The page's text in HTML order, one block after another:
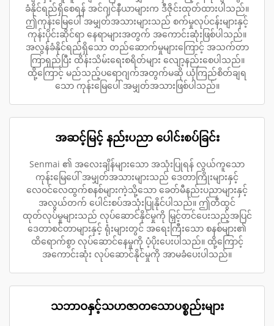
ခံနိုင်ရည်ရှိစေရန် အင်ဂျင်နီယာများက ဒီဇိုင်းထုတ်ထားပါသည်။
ဤကုန်းမြေပေါ် အမျှတ်အသားများသည် စက်မှုလုပ်ငန်းများနှင့်
ကုန်းပိုင်းဆိုင်ရာ နေရာများအတွက် အကောင်းဆုံးဖြစ်ပါသည်။
အလွန်ခံနိုင်ရည်ရှိသော တည်ဆောက်မှုများကြောင့် အသက်တာ
ကြာရှည်ပြီး ထိန်းသိမ်းရေးစရိတ်များ လျော့နည်းစေပါသည်။
ထို့ကြောင့် မည်သည့်ပရောဂျက်အတွက်မဆို ယုံကြည်စိတ်ချရ
သော ကုန်းမြေပေါ် အမျှတ်အသားဖြစ်ပါသည်။
အဆင့်မြင့် နည်းပညာ ပေါင်းစပ်ခြင်း
Senmai ၏ အလေးချိန်များသော အသုံးပြုရန် လွယ်ကူသော
ကုန်းမြေပေါ် အမျှတ်အသားများသည် ဒေတာကြိုးများနှင့်
လေဝင်လေထွက်စနစ်များကဲ့သို့သော ခေတ်မီနည်းပညာများနှင့်
အလွယ်တက် ပေါင်းစပ်အသုံးပြုနိုင်ပါသည်။ ဤတီထွင်
ထုတ်လုပ်မှုများသည် လုပ်ဆောင်နိုင်မှုကို မြှင့်တင်ပေးသည့်အပြင်
ဒေတာစင်တာများနှင့် ရုံးများတွင် အရေးကြီးသော စနစ်များ၏
ထိရောက်စွာ လုပ်ဆောင်နေမှုကို ပံ့ပိုးပေးပါသည်။ ထို့ကြောင့်
အကောင်းဆုံး လုပ်ဆောင်နိုင်မှုကို အာမခံပေးပါသည်။
သဘာဝနှင့်သဟဇာတသောပစ္စည်းများ